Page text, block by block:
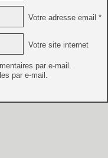
Votre adresse email *
Votre site internet
par e-mail.
par e-mail.